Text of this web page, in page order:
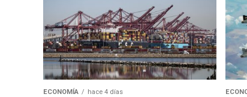
ECONOMÍA hace 4 días